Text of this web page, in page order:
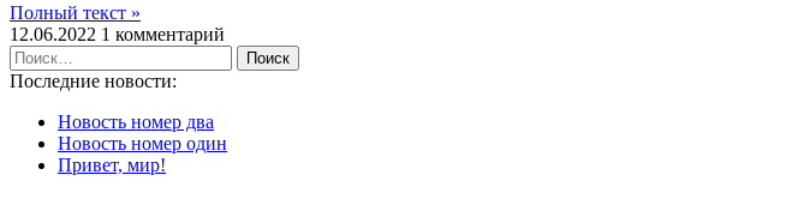
Полный текст »
12.06.2022 1 комментарий
Найти:
Последние новости:
Новость номер два
Новость номер один
Привет, мир!